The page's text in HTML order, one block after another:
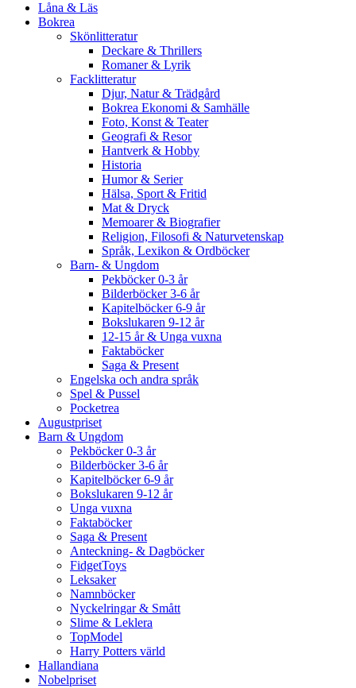
Låna & Läs
Bokrea
Skönlitteratur
Deckare & Thrillers
Romaner & Lyrik
Facklitteratur
Djur, Natur & Trädgård
Bokrea Ekonomi & Samhälle
Foto, Konst & Teater
Geografi & Resor
Hantverk & Hobby
Historia
Humor & Serier
Hälsa, Sport & Fritid
Mat & Dryck
Memoarer & Biografier
Religion, Filosofi & Naturvetenskap
Språk, Lexikon & Ordböcker
Barn- & Ungdom
Pekböcker 0-3 år
Bilderböcker 3-6 år
Kapitelböcker 6-9 år
Bokslukaren 9-12 år
12-15 år & Unga vuxna
Faktaböcker
Saga & Present
Engelska och andra språk
Spel & Pussel
Pocketrea
Augustpriset
Barn & Ungdom
Pekböcker 0-3 år
Bilderböcker 3-6 år
Kapitelböcker 6-9 år
Bokslukaren 9-12 år
Unga vuxna
Faktaböcker
Saga & Present
Anteckning- & Dagböcker
FidgetToys
Leksaker
Namnböcker
Nyckelringar & Smått
Slime & Leklera
TopModel
Harry Potters värld
Hallandiana
Nobelpriset